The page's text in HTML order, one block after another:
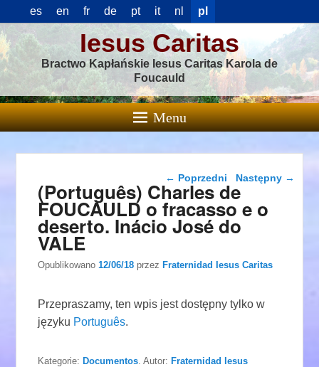
es en fr de pt it nl pl
Iesus Caritas
Bractwo Kapłańskie Iesus Caritas Karola de
Foucauld
Menu
Nawigacja wpisu
← Poprzedni Następny →
(Português) Charles de
FOUCAULD o fracasso e o
deserto. Inácio José do
VALE
Opublikowano12/06/18 przezFraternidad Iesus Caritas
Przepraszamy, ten wpis jest dostępny tylko w
języku Português.
Kategorie:Documentos . Autor:Fraternidad Iesus